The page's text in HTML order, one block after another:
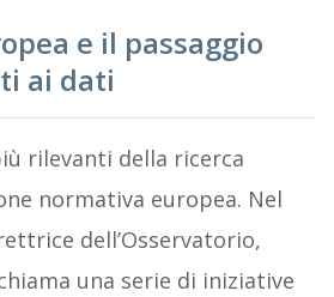
e il passaggio
ai dati
rilevanti della ricerca
normativa europea. Nel
dell’Osservatorio,
una serie di iniziative